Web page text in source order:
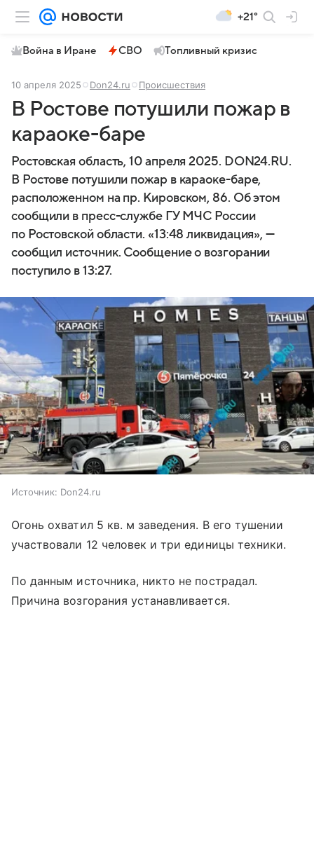
+21°
Война в Иране СВО Топливный кризис
10 апреля 2025 Don24.ru Происшествия
В Ростове потушили пожар в
караоке-баре
Ростовская область, 10 апреля 2025. DON24.RU.
В Ростове потушили пожар в караоке-баре,
расположенном на пр. Кировском, 86. Об этом
сообщили в пресс-службе ГУ МЧС России
по Ростовской области. «13:48 ликвидация», —
сообщил источник. Сообщение о возгорании
поступило в 13:27.
Источник: Don24.ru
Огонь охватил 5 кв. м заведения. В его тушении
участвовали 12 человек и три единицы техники.
По данным источника, никто не пострадал.
Причина возгорания устанавливается.